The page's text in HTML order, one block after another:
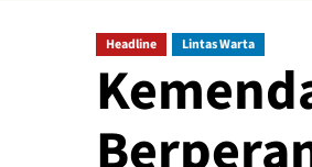
Headline Lintas Warta